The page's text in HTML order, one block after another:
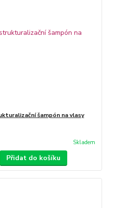
šampón na vlasy
Skladem
Přidat do košíku